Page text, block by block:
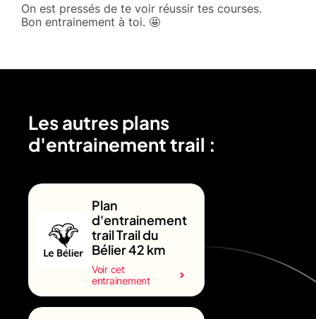
On est pressés de te voir réussir tes courses.
Bon entrainement à toi. 🤩
Les autres plans
d'entrainement trail :
Plan
d'entrainement
trail Trail du
Bélier 42 km
Voir cet
entrainement